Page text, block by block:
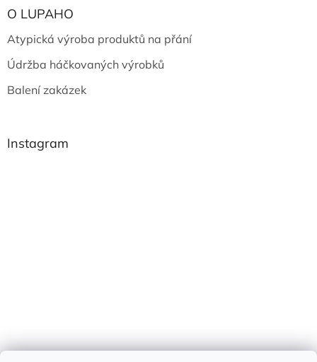
O LUPAHO
Atypická výroba produktů na přání
Údržba háčkovaných výrobků
Balení zakázek
Instagram